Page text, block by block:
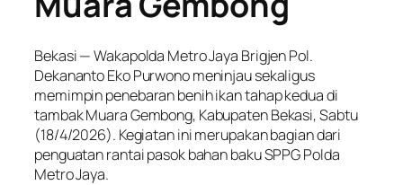
Bekasi — Wakapolda Metro Jaya Brigjen Pol.
Dekananto Eko Purwono meninjau sekaligus
memimpin penebaran benih ikan tahap kedua di
tambak Muara Gembong, Kabupaten Bekasi, Sabtu
(18/4/2026). Kegiatan ini merupakan bagian dari
penguatan rantai pasok bahan baku SPPG Polda
Metro Jaya.